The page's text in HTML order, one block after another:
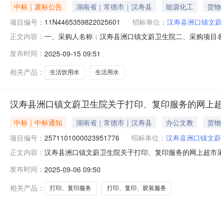
中标｜废标公告 湖南省｜常德市｜汉寿县 能源化工
货物
项目编号： 11N4465359822025601 招标单位： 汉寿县洲口镇文
正文内容： 一、采购人名称：汉寿县洲口镇文蔚卫生院二、采购项
蔚卫生院地址：汉寿县洲口镇文蔚卫生院联系人：夏城
发布时间： 2025-09-15 09:51
相关产品：
生活饮用水 生活用水
汉寿县洲口镇文蔚卫生院关于打印、复印服务的网上
中标｜中标通知 湖南省｜常德市｜汉寿县 办公文教
货物
项目编号： 2571101000023951776 招标单位： 汉寿县洲口镇文
正文内容： 汉寿县洲口镇文蔚卫生院关于打印、复印服务的网上超
在行政区划名称:湖南省常德市汉寿县报价起止时间:-二
发布时间： 2025-09-06 09:50
相关产品：
打印、复印服务 打印、复印、胶装服务